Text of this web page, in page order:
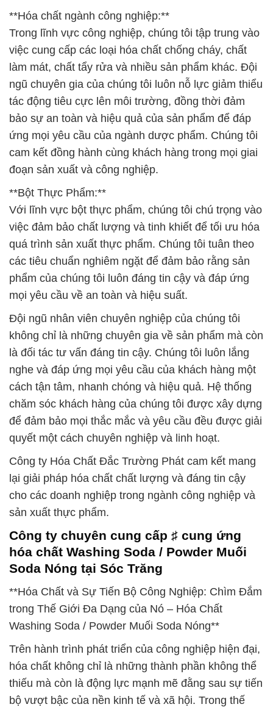
**Hóa chất ngành công nghiệp:**
Trong lĩnh vực công nghiệp, chúng tôi tập trung vào
việc cung cấp các loại hóa chất chống cháy, chất
làm mát, chất tẩy rửa và nhiều sản phẩm khác. Đội
ngũ chuyên gia của chúng tôi luôn nỗ lực giảm thiểu
tác động tiêu cực lên môi trường, đồng thời đảm
bảo sự an toàn và hiệu quả của sản phẩm để đáp
ứng mọi yêu cầu của ngành dược phẩm. Chúng tôi
cam kết đồng hành cùng khách hàng trong mọi giai
đoạn sản xuất và công nghiệp.
**Bột Thực Phẩm:**
Với lĩnh vực bột thực phẩm, chúng tôi chú trọng vào
việc đảm bảo chất lượng và tinh khiết để tối ưu hóa
quá trình sản xuất thực phẩm. Chúng tôi tuân theo
các tiêu chuẩn nghiêm ngặt để đảm bảo rằng sản
phẩm của chúng tôi luôn đáng tin cậy và đáp ứng
mọi yêu cầu về an toàn và hiệu suất.
Đội ngũ nhân viên chuyên nghiệp của chúng tôi
không chỉ là những chuyên gia về sản phẩm mà còn
là đối tác tư vấn đáng tin cậy. Chúng tôi luôn lắng
nghe và đáp ứng mọi yêu cầu của khách hàng một
cách tận tâm, nhanh chóng và hiệu quả. Hệ thống
chăm sóc khách hàng của chúng tôi được xây dựng
để đảm bảo mọi thắc mắc và yêu cầu đều được giải
quyết một cách chuyên nghiệp và linh hoạt.
Công ty Hóa Chất Đắc Trường Phát cam kết mang
lại giải pháp hóa chất chất lượng và đáng tin cậy
cho các doanh nghiệp trong ngành công nghiệp và
sản xuất thực phẩm.
Công ty chuyên cung cấp ♯ cung ứng
hóa chất Washing Soda / Powder Muối
Soda Nóng tại Sóc Trăng
**Hóa Chất và Sự Tiến Bộ Công Nghiệp: Chìm Đắm
trong Thế Giới Đa Dạng của Nó – Hóa Chất
Washing Soda / Powder Muối Soda Nóng**
Trên hành trình phát triển của công nghiệp hiện đại,
hóa chất không chỉ là những thành phần không thể
thiếu mà còn là động lực mạnh mẽ đằng sau sự tiến
bộ vượt bậc của nền kinh tế và xã hội. Trong thế